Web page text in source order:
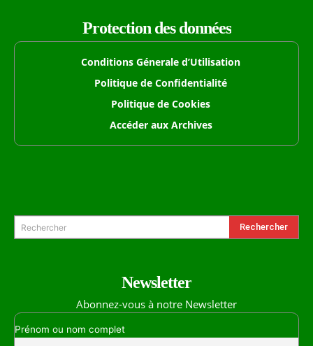
Protection des données
Conditions Génerale d’Utilisation
Politique de Confidentialité
Politique de Cookies
Accéder aux Archives
Rechercher Rechercher
Newsletter
Abonnez-vous à notre Newsletter
Prénom ou nom complet